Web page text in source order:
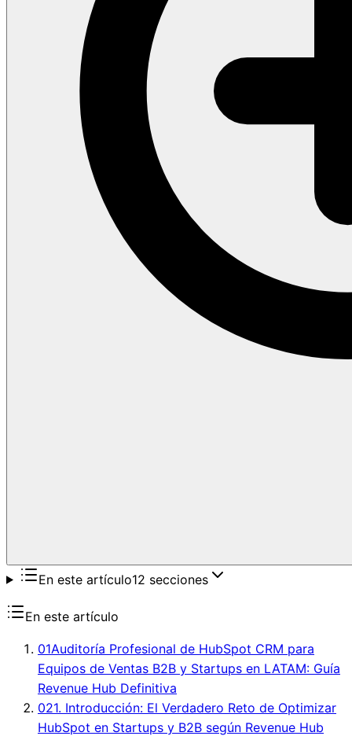
En este artículo12 secciones
En este artículo
01Auditoría Profesional de HubSpot CRM para
Equipos de Ventas B2B y Startups en LATAM: Guía
Revenue Hub Definitiva
021. Introducción: El Verdadero Reto de Optimizar
HubSpot en Startups y B2B según Revenue Hub